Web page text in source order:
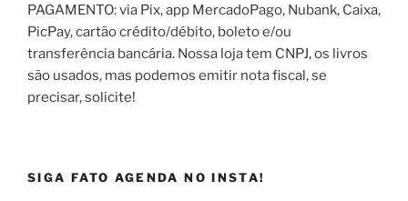
PAGAMENTO: via Pix, app MercadoPago, Nubank, Caixa,
PicPay, cartão crédito/débito, boleto e/ou
transferência bancária. Nossa loja tem CNPJ, os livros
são usados, mas podemos emitir nota fiscal, se
precisar, solicite!
SIGA FATO AGENDA NO INSTA!